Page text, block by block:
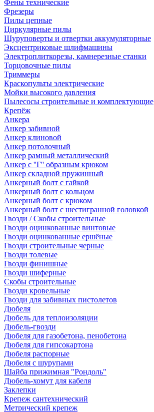
Фены технические
Фрезеры
Пилы цепные
Циркулярные пилы
Шуруповерты и отвертки аккумуляторные
Эксцентриковые шлифмашины
Электроплиткорезы, камнерезные станки
Торцовочные пилы
Триммеры
Краскопульты электрические
Мойки высокого давления
Пылесосы строительные и комплектующие
Крепёж
Анкера
Анкер забивной
Анкер клиновой
Анкер потолочный
Анкер рамный металлический
Анкер с ''Г'' образным крюком
Анкер складной пружинный
Анкерный болт с гайкой
Анкерный болт с кольцом
Анкерный болт с крюком
Анкерный болт с шестигранной головкой
Гвозди / Скобы строительные
Гвозди оцинкованные винтовые
Гвозди оцинкованные ершёные
Гвозди строительные черные
Гвозди толевые
Гвозди финишные
Гвозди шиферные
Скобы строительные
Гвозди кровельные
Гвозди для забивных пистолетов
Дюбеля
Дюбель для теплоизоляции
Дюбель-гвозди
Дюбеля для газобетона, пенобетона
Дюбеля для гипсокартона
Дюбеля распорные
Дюбеля с шурупами
Шайба прижимная "Рондоль"
Дюбель-хомут для кабеля
Заклепки
Крепеж сантехнический
Метрический крепеж